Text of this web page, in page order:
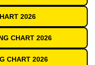
2026
CHART 2026
CHART 2026